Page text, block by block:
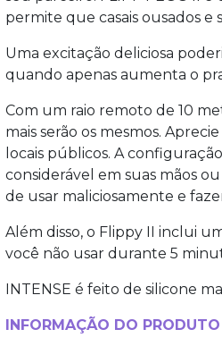
permite que casais ousados e
Uma excitação deliciosa
quando apenas aumenta o
Com um raio remoto de 10
mais serão os mesmos.
locais públicos. A
considerável em suas mãos
de usar maliciosamente e
Além disso, o Flippy II inclui
você não usar durante 5
INTENSE é feito de silicone
INFORMAÇÃO DO PRODUTO